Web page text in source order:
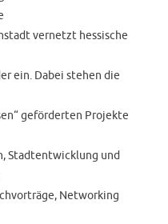
vernetzt hessische
ein. Dabei stehen die
geförderten Projekte
Stadtentwicklung und
Networking